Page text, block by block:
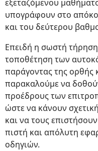
εξεταζόμενου
υπογράφουν στο
και του δεύτερου
Επειδή η σωστή
τοποθέτηση των
παράγοντας της ορθής
παρακαλούμε να
προέδρους των
ώστε να κάνουν
και να τους
πιστή και απόλυτη
οδηγιών.